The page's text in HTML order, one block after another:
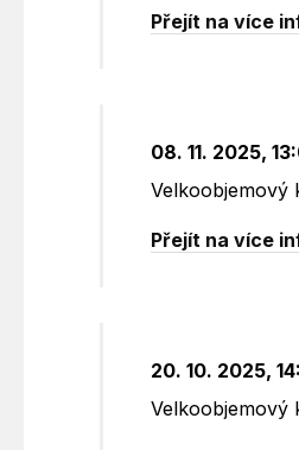
Přejít na více
08. 11. 2025,
Velkoobjemový
Přejít na více
20. 10. 2025,
Velkoobjemový